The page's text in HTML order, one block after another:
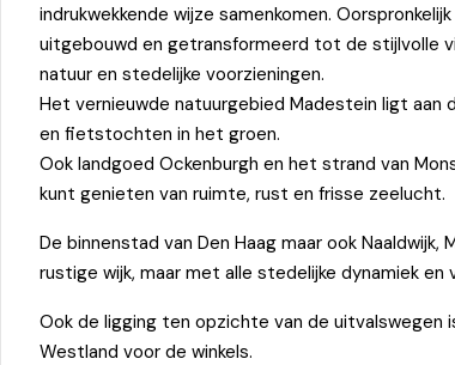
indrukwekkende wijze samenkomen.
uitgebouwd en getransformeerd tot de stijlvolle
natuur en stedelijke voorzieningen.
Het vernieuwde natuurgebied Madestein ligt aan
en fietstochten in het groen.
Ook landgoed Ockenburgh en het strand van
kunt genieten van ruimte, rust en frisse zeelucht.
De binnenstad van Den Haag maar ook
rustige wijk, maar met alle stedelijke dynamiek en
Ook de ligging ten opzichte van de uitvalswegen
Westland voor de winkels.